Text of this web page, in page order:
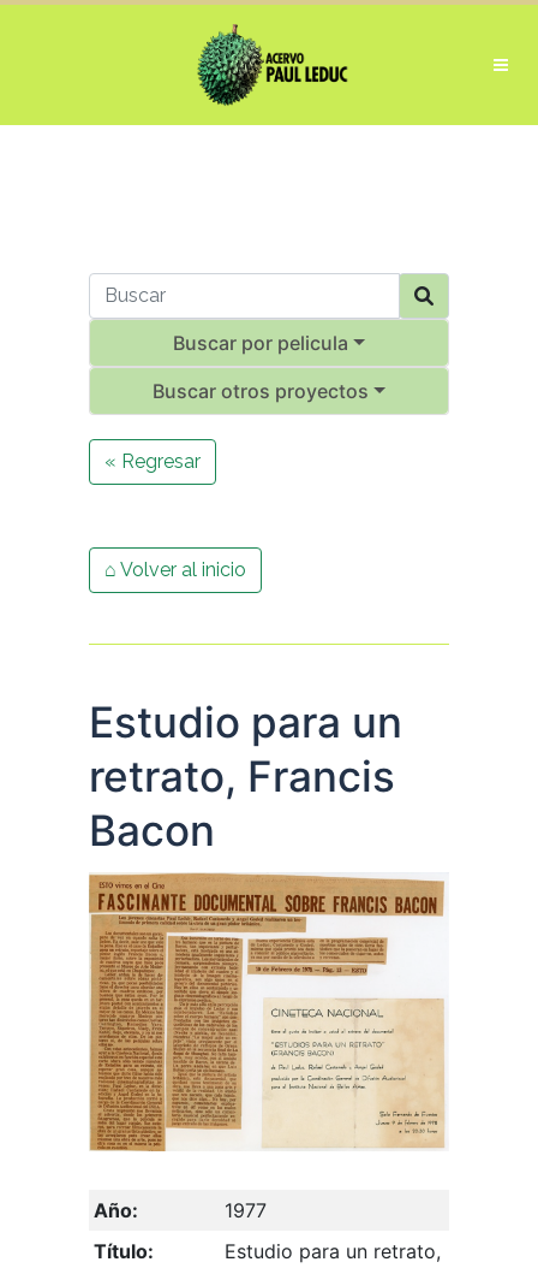
Buscar por pelicula
Buscar otros proyectos
« Regresar
⌂ Volver al inicio
Estudio para un
retrato, Francis
Bacon
Año:
1977
Título:
Estudio para un retrato,